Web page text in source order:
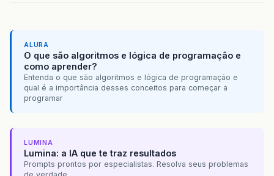
ALURA
O que são algoritmos e lógica de programação e
como aprender?
Entenda o que são algoritmos e lógica de programação e
qual é a importância desses conceitos para começar a
programar
LUMINA
Lumina: a IA que te traz resultados
Prompts prontos por especialistas. Resolva seus problemas